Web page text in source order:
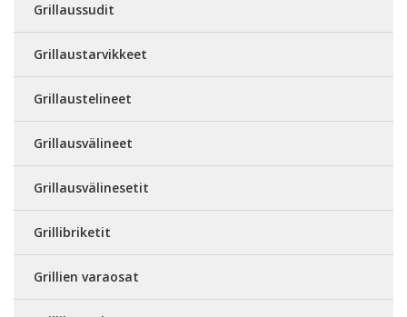
Grillaussudit
Grillaustarvikkeet
Grillaustelineet
Grillausvälineet
Grillausvälinesetit
Grillibriketit
Grillien varaosat